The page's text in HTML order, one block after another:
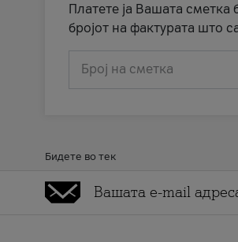
Платете ја Вашата сметка
бројот на фактурата што
Број на сметка
Бидете во тек